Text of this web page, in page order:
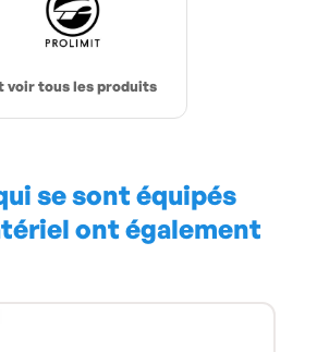
voir tous les produits
se sont équipés
ont également